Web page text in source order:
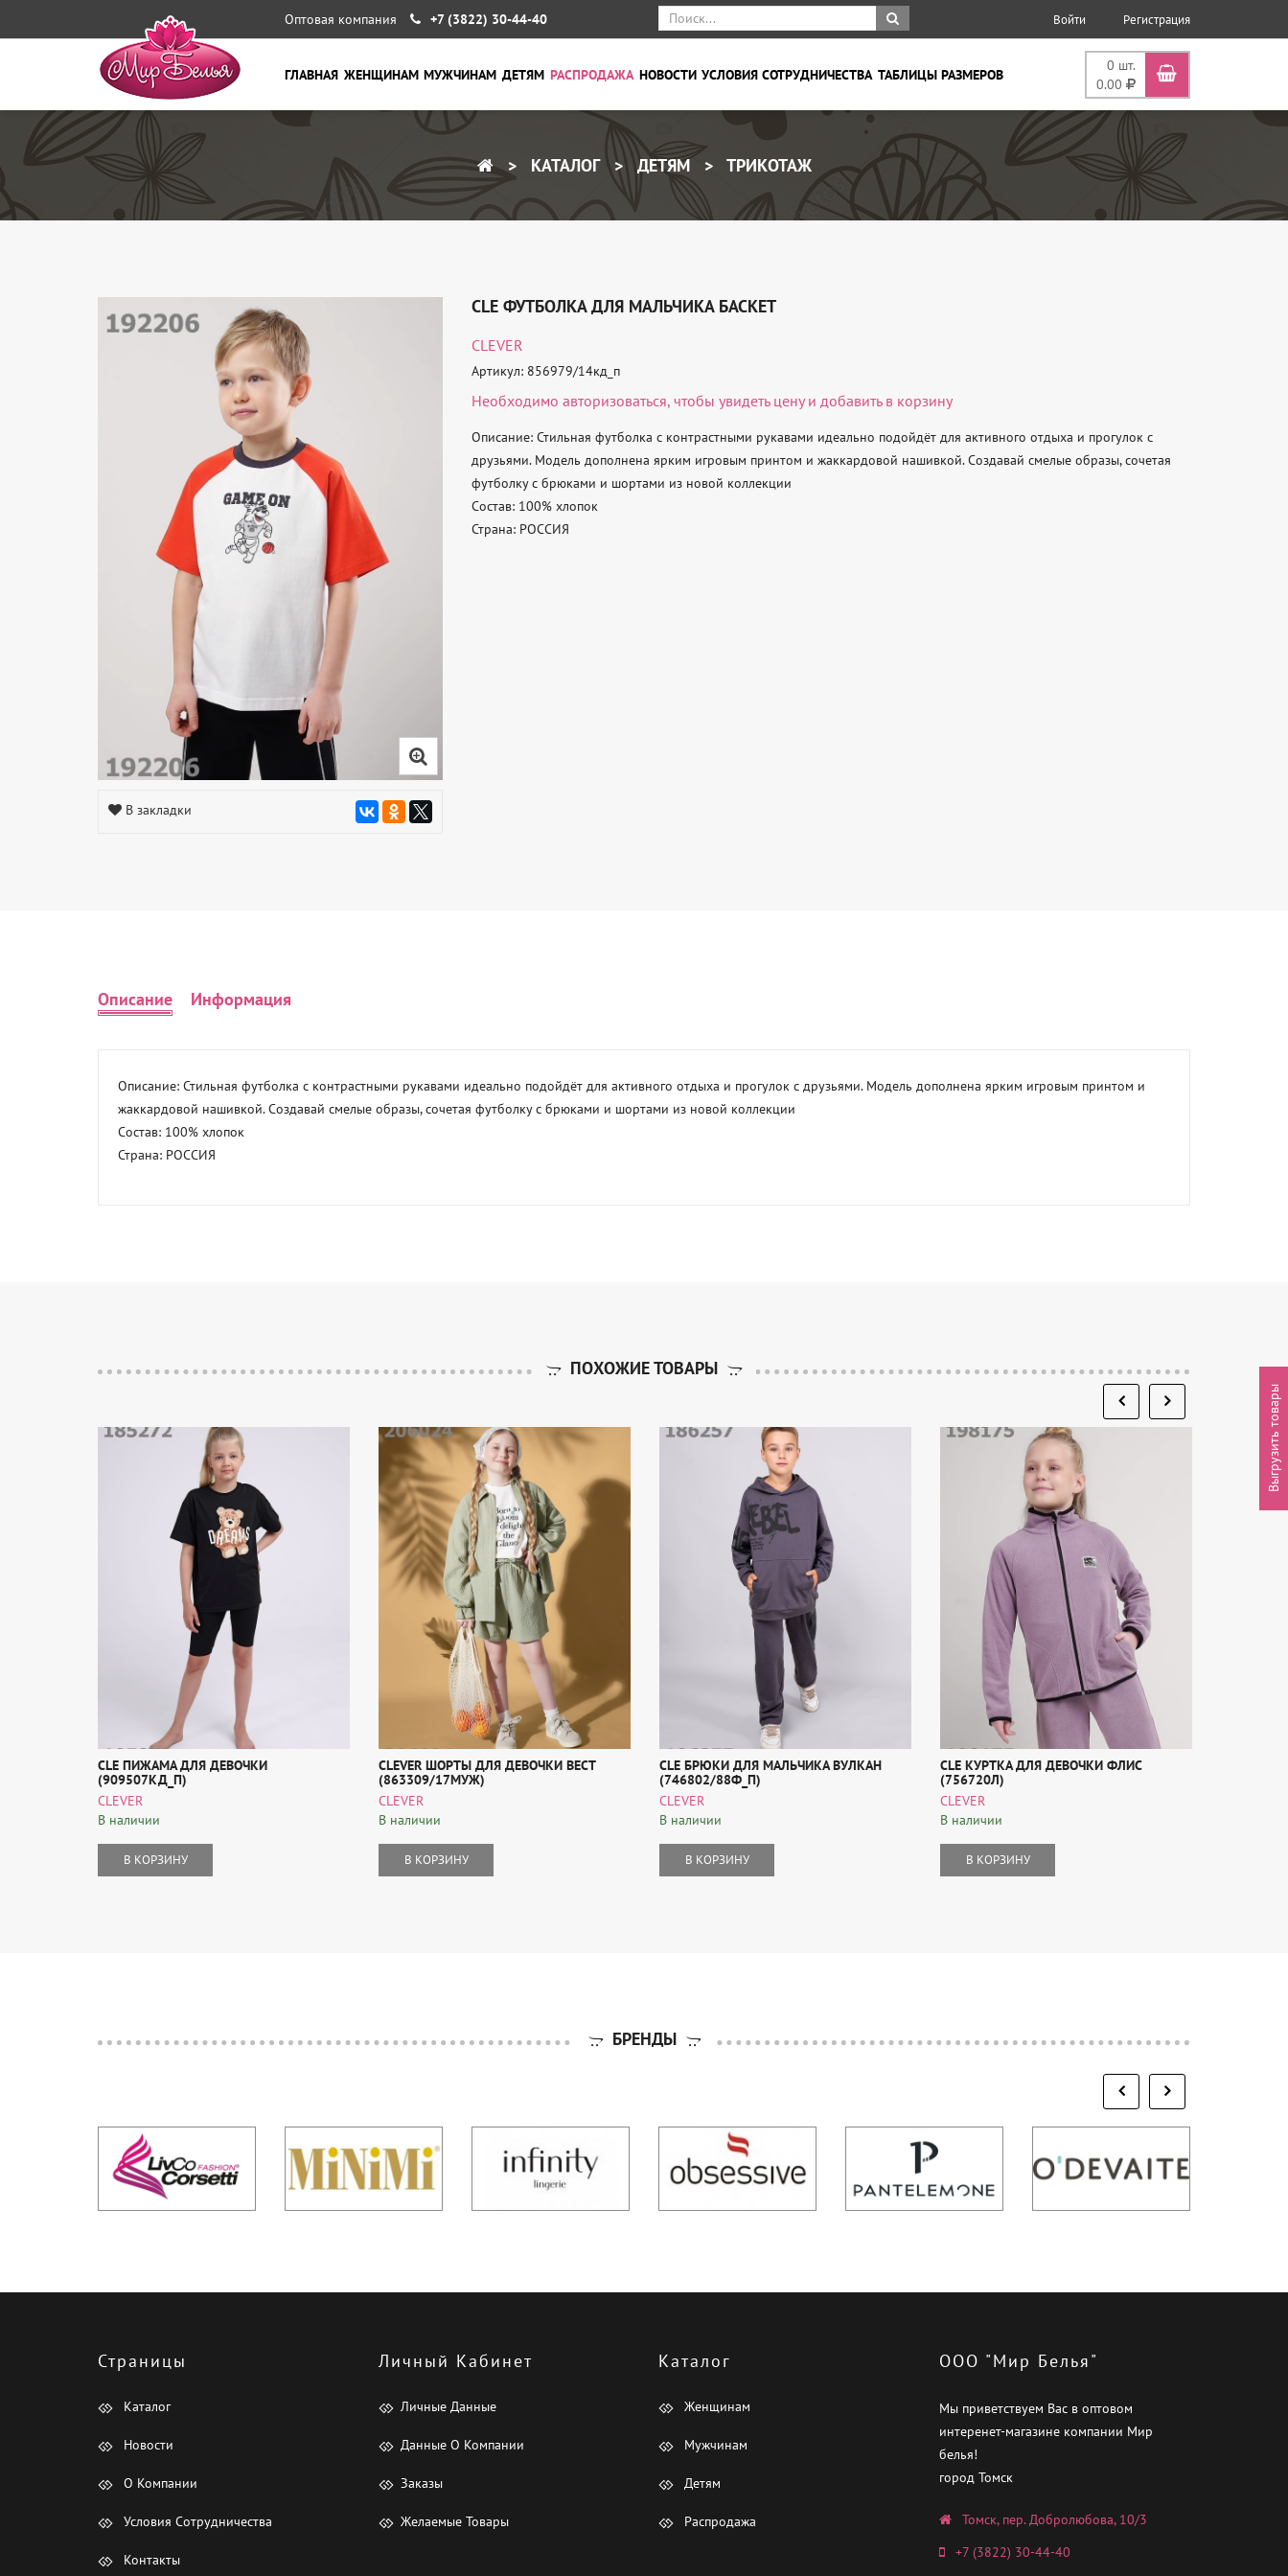
Оптовая компания +7 (3822) 30-44-40 Войти Регистрация
0 шт.
0.00
ГЛАВНАЯ ЖЕНЩИНАМ МУЖЧИНАМ ДЕТЯМ РАСПРОДАЖА НОВОСТИ УСЛОВИЯ СОТРУДНИЧЕСТВА ТАБЛИЦЫ РАЗМЕРОВ
КАТАЛОГ ДЕТЯМ ТРИКОТАЖ
В закладки
CLE ФУТБОЛКА ДЛЯ МАЛЬЧИКА БАСКЕТ
CLEVER
Артикул: 856979/14кд_п
Необходимо авторизоваться, чтобы увидеть цену и добавить в корзину
Описание: Стильная футболка с контрастными рукавами идеально подойдёт для активного отдыха и прогулок с
друзьями. Модель дополнена ярким игровым принтом и жаккардовой нашивкой. Создавай смелые образы, сочетая
футболку с брюками и шортами из новой коллекции
Состав: 100% хлопок
Страна: РОССИЯ
Описание Информация
Описание: Стильная футболка с контрастными рукавами идеально подойдёт для активного отдыха и прогулок с друзьями. Модель дополнена ярким игровым принтом и
жаккардовой нашивкой. Создавай смелые образы, сочетая футболку с брюками и шортами из новой коллекции
Состав: 100% хлопок
Страна: РОССИЯ
ПОХОЖИЕ ТОВАРЫ
CLE ПИЖАМА ДЛЯ ДЕВОЧКИ
(909507КД_П)
CLEVER
В наличии
В КОРЗИНУ
CLEVER ШОРТЫ ДЛЯ ДЕВОЧКИ ВЕСТ
(863309/17МУЖ)
CLEVER
В наличии
В КОРЗИНУ
CLE БРЮКИ ДЛЯ МАЛЬЧИКА ВУЛКАН
(746802/88Ф_П)
CLEVER
В наличии
В КОРЗИНУ
CLE КУРТКА ДЛЯ ДЕВОЧКИ ФЛИС
(756720Л)
CLEVER
В наличии
В КОРЗИНУ
БРЕНДЫ
Страницы
Каталог
Новости
О Компании
Условия Сотрудничества
Контакты
Личный Кабинет
Личные Данные
Данные О Компании
Заказы
Желаемые Товары
Каталог
Женщинам
Мужчинам
Детям
Распродажа
ООО "Мир Белья"
Мы приветствуем Вас в оптовом
интеренет-магазине компании Мир
белья!
город Томск
Томск, пер. Добролюбова, 10/3
+7 (3822) 30-44-40
Выгрузить товары